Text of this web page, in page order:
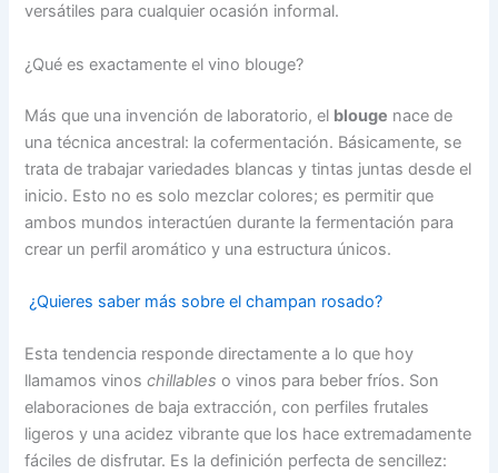
versátiles para cualquier ocasión informal.
¿Qué es exactamente el vino blouge?
Más que una invención de laboratorio, el blouge nace de
una técnica ancestral: la cofermentación. Básicamente, se
trata de trabajar variedades blancas y tintas juntas desde el
inicio. Esto no es solo mezclar colores; es permitir que
ambos mundos interactúen durante la fermentación para
crear un perfil aromático y una estructura únicos.
¿Quieres saber más sobre el champan rosado?
Esta tendencia responde directamente a lo que hoy
llamamos vinoschillables o vinos para beber fríos. Son
elaboraciones de baja extracción, con perfiles frutales
ligeros y una acidez vibrante que los hace extremadamente
fáciles de disfrutar. Es la definición perfecta de sencillez: